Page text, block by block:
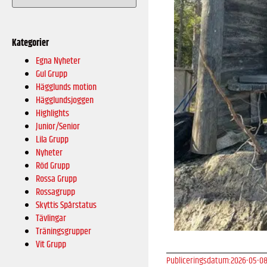
Kategorier
Egna Nyheter
Gul Grupp
Hägglunds motion
Hägglundsjoggen
Highlights
Junior/Senior
Lila Grupp
Nyheter
Röd Grupp
Rossa Grupp
Rossagrupp
Skyttis Spårstatus
Tävlingar
Träningsgrupper
Vit Grupp
Publiceringsdatum:2026-05-08